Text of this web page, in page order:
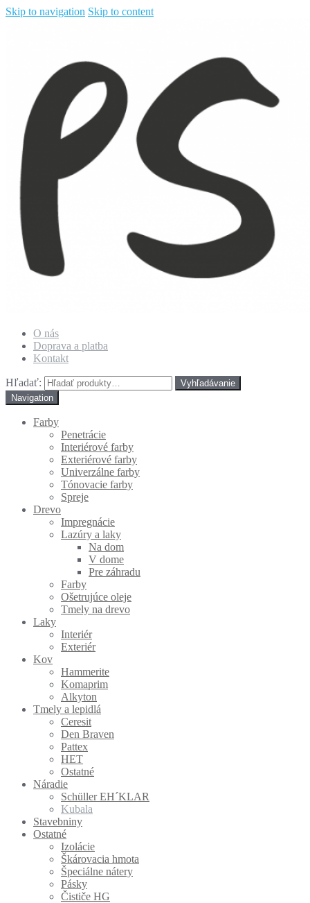
Skip to navigation Skip to content
O nás
Doprava a platba
Kontakt
Hľadať:
Navigation
Farby
Penetrácie
Interiérové farby
Exteriérové farby
Univerzálne farby
Tónovacie farby
Spreje
Drevo
Impregnácie
Lazúry a laky
Na dom
V dome
Pre záhradu
Farby
Ošetrujúce oleje
Tmely na drevo
Laky
Interiér
Exteriér
Kov
Hammerite
Komaprim
Alkyton
Tmely a lepidlá
Ceresit
Den Braven
Pattex
HET
Ostatné
Náradie
Schüller EH´KLAR
Kubala
Stavebniny
Ostatné
Izolácie
Škárovacia hmota
Špeciálne nátery
Pásky
Čističe HG